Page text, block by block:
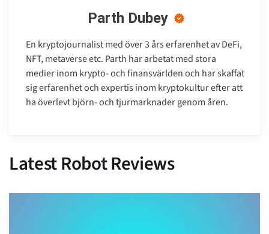
Parth Dubey
En kryptojournalist med över 3 års erfarenhet av DeFi,
NFT, metaverse etc. Parth har arbetat med stora
medier inom krypto- och finansvärlden och har skaffat
sig erfarenhet och expertis inom kryptokultur efter att
ha överlevt björn- och tjurmarknader genom åren.
Latest Robot Reviews